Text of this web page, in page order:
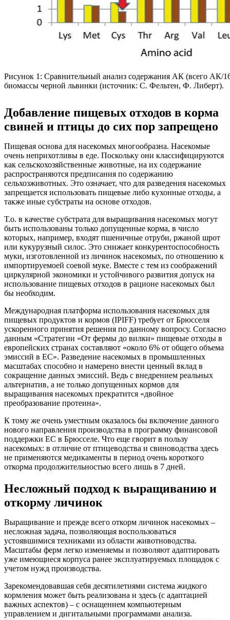
Рисунок 1: Сравнительный анализ содержания АК (всего АК/
биомассы черной львинки (источник: С. Фельтен, Ф. Либерт).
Добавление пищевых отходов в корма
свиней и птицы до сих пор запрещено
Пищевая основа для насекомых многообразна. Насекомые
очень неприхотливы в еде. Поскольку они классифицируются
как сельскохозяйственные животные, на их содержание
распространяются предписания по содержанию
сельхозживотных. Это означает, что для разведения насекомых
запрещается использовать пищевые либо кухонные отходы, а
также иные субстраты на основе отходов.
Т.о. в качестве субстрата для выращивания насекомых могут
быть использованы только допущенные корма, в число
которых, например, входят пшеничные отруби, ржаной шрот
или кукурузный силос. Это снижает конкурентоспособность
муки, изготовленной из личинок насекомых, по отношению к
импортируемоей соевой муке. Вместе с тем из соображений
циркулярной экономики и устойчивого развития допуск на
использование пищевых отходов в рационе насекомых был
бы необходим.
Международная платформа использования насекомых для
пищевых продуктов и кормов (IPIFF) требует от Брюсселя
ускоренного принятия решения по данному вопросу. Согласно
данным «Стратегии «От фермы до вилки» пищевые отходы в
европейских странах составляют «около 6% от общего объема
эмиссий в ЕС». Разведение насекомых в промышленных
масштабах способно и намерено внести ценный вклад в
сокращение данных эмиссий. Ведь с внедрением реальных
альтернатив, а не только допущенных кормов для
выращивания насекомых прекратится «двойное
преобразование протеина».
К тому же очень уместным оказалось бы включение данного
нового направления производства в программу финансовой
поддержки ЕС в Брюсселе. Что еще гворит в пользу
насекомых: в отличие от птицеводства и свиноводства здесь
не применяются медикаменты в период очень короткого
откорма продолжительностью всего лишь в 7 дней.
Несложный подход к выращиванию и
откорму личинок
Выращивание и прежде всего откорм личинок насекомых –
несложная задача, позволяющая воспользоваться
устоявшимися техниками из области животноводства.
Масштабы ферм легко изменяемы и позволяют адаптировать
уже имеющиеся корпуса ранее эксплуатируемых площадок с
учетом нужд производства.
Зарекомендовавшая себя десятилетиями система жидкого
кормления может быть реализована и здесь (с адаптацией
важных аспектов) – с оснащением компьютерным
управлением и дигитальными программами анализа.